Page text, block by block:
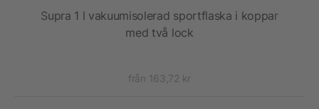
Supra 1 l vakuumisolerad sportflaska i koppar
med två lock
från 163,72 kr